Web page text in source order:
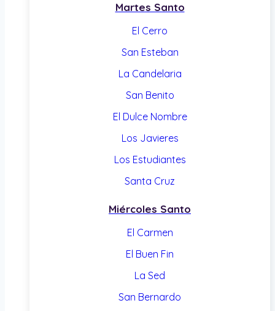
Martes Santo
El Cerro
San Esteban
La Candelaria
San Benito
El Dulce Nombre
Los Javieres
Los Estudiantes
Santa Cruz
Miércoles Santo
El Carmen
El Buen Fin
La Sed
San Bernardo